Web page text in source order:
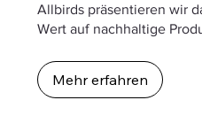
Allbirds präsentieren wir
Wert auf nachhaltige
Mehr erfahren